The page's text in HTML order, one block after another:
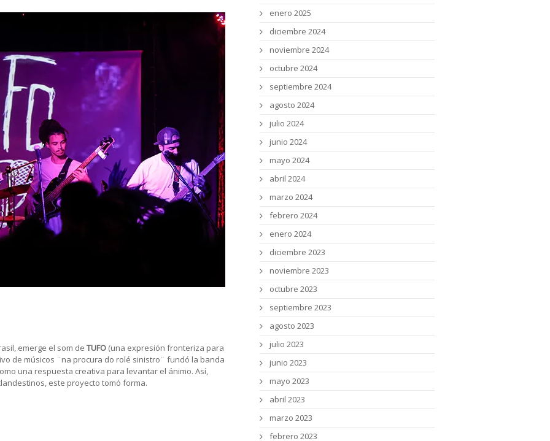
emerge el som de TUFO (una expresión fronteriza para
de músicos ¨na procura do rolé sinistro¨ fundó la banda
una respuesta creativa para levantar el ánimo. Así,
este proyecto tomó forma.
enero 2025
diciembre 2024
noviembre 2024
octubre 2024
septiembre 2024
agosto 2024
julio 2024
junio 2024
mayo 2024
abril 2024
marzo 2024
febrero 2024
enero 2024
diciembre 2023
noviembre 2023
octubre 2023
septiembre 2023
agosto 2023
julio 2023
junio 2023
mayo 2023
abril 2023
marzo 2023
febrero 2023